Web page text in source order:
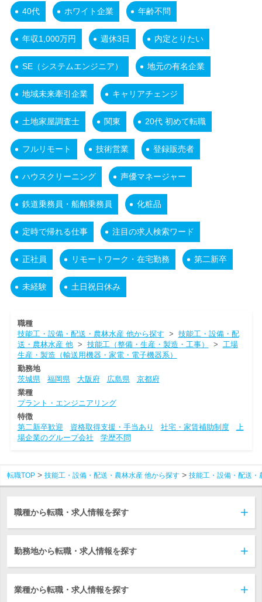
40代 ホワイト企業 年齢不問
年収1,000万円 週休3日 内定とりたい
SE（システムエンジニア） 地元の有名企業
地域未来牽引企業 キャリアチェンジ
土地家屋調査士 関東 20代 初めて転職
フルリモート 技術営業 登録販売者
ハウスクリーニング 声優マネージャー
鉄道乗務員・船舶乗務員 化粧品
定時で帰れる仕事 注目の求人検索ワード
正社員 リモートワーク・在宅勤務 第二新卒
未経験 土日祝日休み
職種
技能工・設備・配送・農林水産 他から探す > 技能工・設備・配
送・農林水産 他> 技能工（整備・生産・製造・工事） > 工場
生産・製造（輸送用機器・家電・電子機器系）
勤務地
茨城県
福岡県 大阪府 広島県
京都府
業種
プラント・エンジニアリング
特徴
第二新卒歓迎
資格取得支援・手当あり 社宅・家賃補助制度
上
場企業のグループ会社
学歴不問
転職TOP 技能工・設備・配送・農林水産 他から探す 技能工・設備・配送・
職種から転職・求人情報を探す
勤務地から転職・求人情報を探す
業種から転職・求人情報を探す